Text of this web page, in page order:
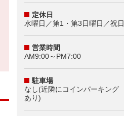
定休日
水曜日／第1・第3日曜日／祝日
営業時間
AM9:00～PM7:00
駐車場
なし(近隣にコインパーキング
あり)